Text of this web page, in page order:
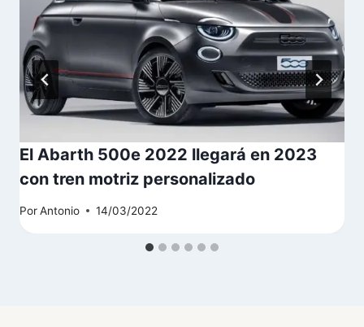
El Abarth 500e 2022 llegará en 2023
con tren motriz personalizado
PorAntonio 14/03/2022